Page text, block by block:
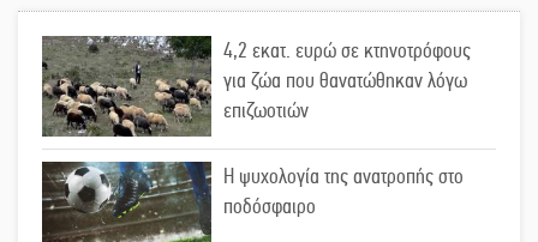
4,2 εκατ. ευρώ σε κτηνοτρόφους
για ζώα που θανατώθηκαν λόγω
επιζωοτιών
Η ψυχολογία της ανατροπής στο
ποδόσφαιρο